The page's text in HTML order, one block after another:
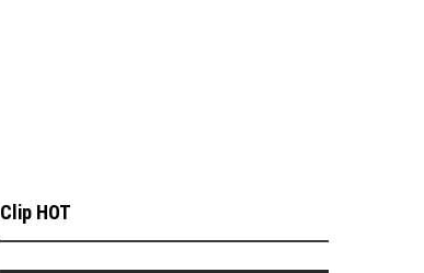
Clip HOT